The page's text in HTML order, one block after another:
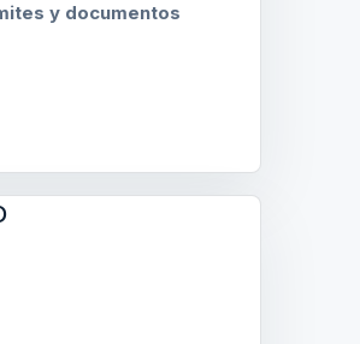
y documentos